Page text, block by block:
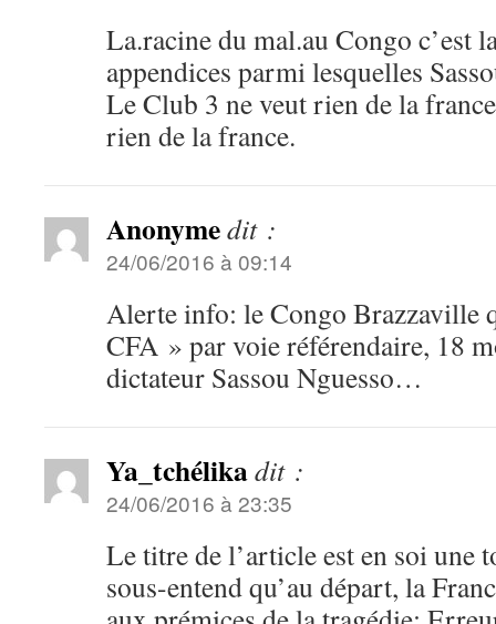
La.racine du mal.au Congo c’est
appendices parmi lesquelles
Le Club 3 ne veut rien de la
rien de la france.
Anonymedit :
24/06/2016 à 09:14
Alerte info: le Congo Brazzaville
CFA » par voie référendaire, 18
dictateur Sassou Nguesso…
Ya_tchélikadit :
24/06/2016 à 23:35
Le titre de l’article est en soi une
sous-entend qu’au départ, la